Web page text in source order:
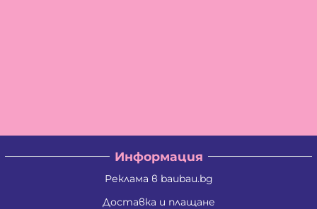
Информация
Реклама в baubau.bg
Доставка и плащане